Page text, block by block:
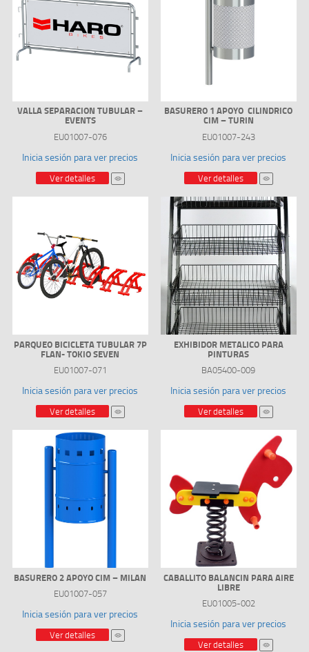
VALLA SEPARACION TUBULAR –
EVENTS
EU01007-076
Inicia sesión para ver precios
Ver detalles
BASURERO 1 APOYO CILINDRICO
CIM – TURIN
EU01007-243
Inicia sesión para ver precios
Ver detalles
PARQUEO BICICLETA TUBULAR 7P
FLAN- TOKIO SEVEN
EU01007-071
Inicia sesión para ver precios
Ver detalles
EXHIBIDOR METALICO PARA
PINTURAS
BA05400-009
Inicia sesión para ver precios
Ver detalles
BASURERO 2 APOYO CIM – MILAN
EU01007-057
Inicia sesión para ver precios
Ver detalles
CABALLITO BALANCIN PARA AIRE
LIBRE
EU01005-002
Inicia sesión para ver precios
Ver detalles